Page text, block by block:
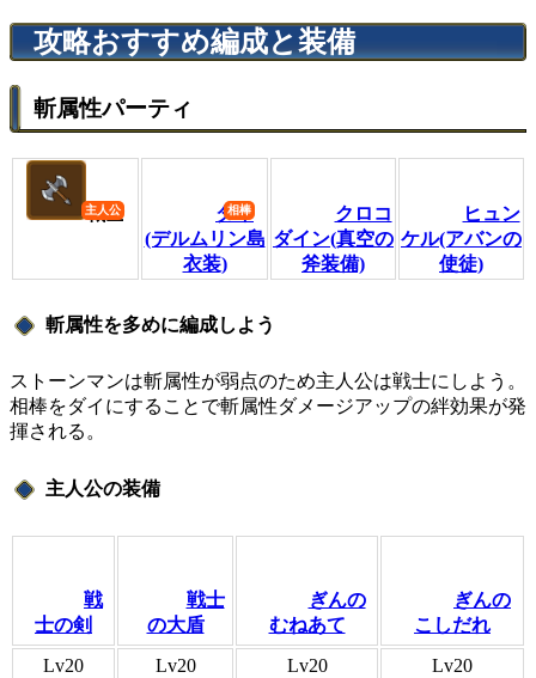
攻略おすすめ編成と装備
斬属性パーティ
戦士
ダイ
(デルムリン島
衣装)
クロコ
ダイン(真空の
斧装備)
ヒュン
ケル(アバンの
使徒)
斬属性を多めに編成しよう
ストーンマンは斬属性が弱点のため主人公は戦士にしよう。
相棒をダイにすることで斬属性ダメージアップの絆効果が発
揮される。
主人公の装備
戦
士の剣
戦士
の大盾
ぎんの
むねあて
ぎんの
こしだれ
Lv20
Lv20 Lv20 Lv20